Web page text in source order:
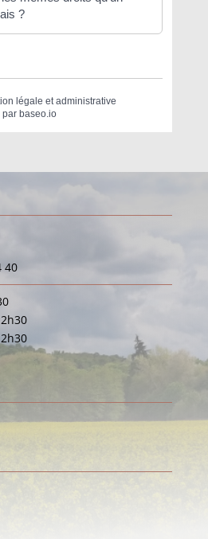
?
légale et administrative
par baseo.io
40